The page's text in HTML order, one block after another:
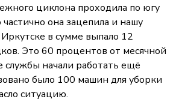
циклона проходила по югу
она зацепила и нашу
в сумме выпало 12
Это 60 процентов от месячной
начали работать ещё
было 100 машин для уборки
ситуацию.